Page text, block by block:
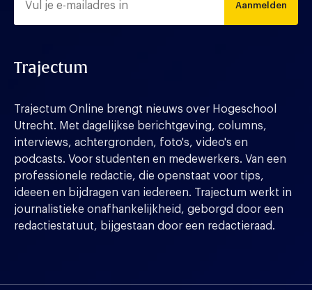
Aanmelden
Trajectum
Trajectum Online brengt nieuws over Hogeschool
Utrecht. Met dagelijkse berichtgeving, columns,
interviews, achtergronden, foto's, video's en
podcasts. Voor studenten en medewerkers. Van een
professionele redactie, die openstaat voor tips,
ideeen en bijdragen van iedereen. Trajectum werkt in
journalistieke onafhankelijkheid, geborgd door een
redactiestatuut, bijgestaan door een redactieraad.